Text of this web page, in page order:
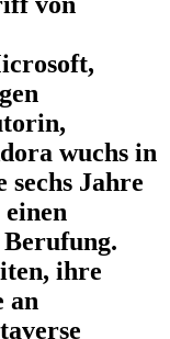
wuchs in
sechs Jahre
ihre
an